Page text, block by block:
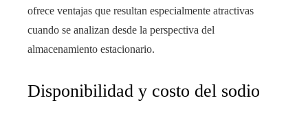
ofrece ventajas que resultan especialmente atractivas
cuando se analizan desde la perspectiva del
almacenamiento estacionario.
Disponibilidad y costo del sodio